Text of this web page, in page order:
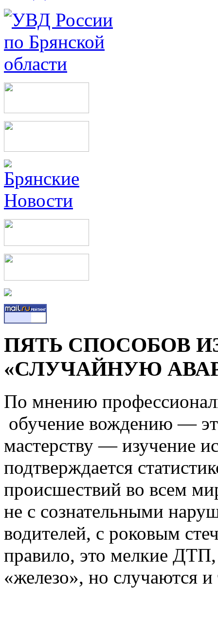
ПЯТЬ СПОСОБОВ
«СЛУЧАЙНУЮ
По мнению
обучение вождению —
мастерству — изучение
подтверждается
происшествий во всем
не с сознательными
водителей, с роковым
правило, это мелкие
«железо», но случаются и